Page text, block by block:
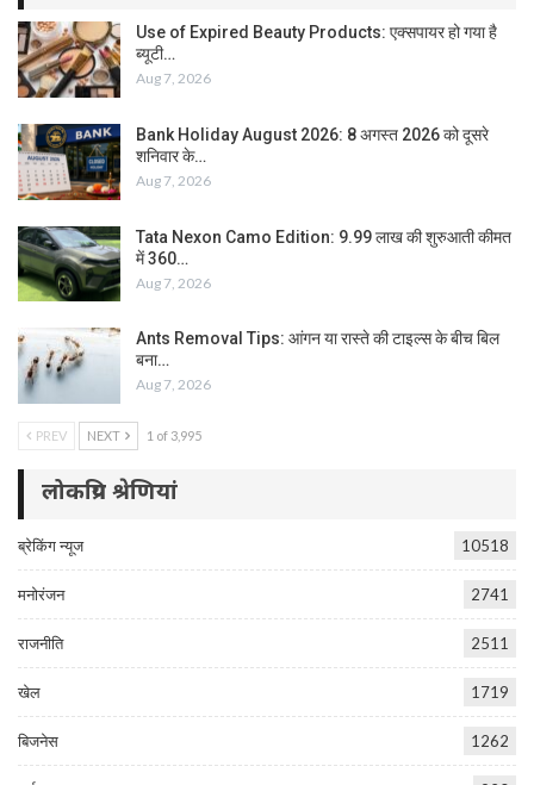
Use of Expired Beauty Products: एक्सपायर हो गया है
ब्यूटी…
Aug 7, 2026
Bank Holiday August 2026: 8 अगस्त 2026 को दूसरे
शनिवार के…
Aug 7, 2026
Tata Nexon Camo Edition: 9.99 लाख की शुरुआती कीमत
में 360…
Aug 7, 2026
Ants Removal Tips: आंगन या रास्ते की टाइल्स के बीच बिल
बना…
Aug 7, 2026
PREV NEXT 1 of 3,995
लोकप्रिय श्रेणियां
ब्रेकिंग न्यूज 10518
मनोरंजन 2741
राजनीति 2511
खेल 1719
बिजनेस 1262